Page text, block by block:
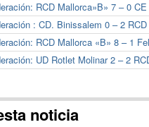
RCD Mallorca»B» 7 – 0
: CD. Binissalem 0 – 2
RCD Mallorca «B» 8 – 1
UD Rotlet Molinar 2 – 2
noticia